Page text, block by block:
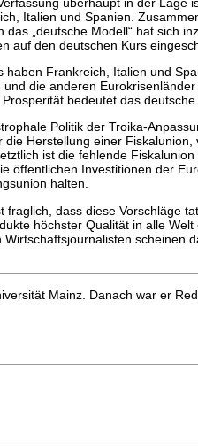
Italien und Spanien.
„deutsche Modell“ hat sich
auf den deutschen Kurs
Frankreich, Italien und
die anderen
bedeutet das
Politik der Troika-
Herstellung einer
ist die fehlende
Investitionen der
halten.
dass diese Vorschläge
höchster Qualität in alle
scheinen
Mainz. Danach war er